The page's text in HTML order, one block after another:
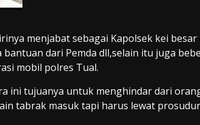
menjabat sebagai Kapolsek kei
dari Pemda dll,selain itu juga
mobil polres Tual.
ini tujuanya untuk menghindar dari
tabrak masuk tapi harus lewat